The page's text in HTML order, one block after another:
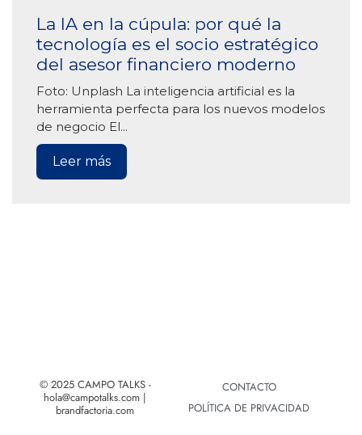
La IA en la cúpula: por qué la
tecnología es el socio estratégico
del asesor financiero moderno
Foto: Unplash La inteligencia artificial es la
herramienta perfecta para los nuevos modelos
de negocio El...
Leer más
© 2025 CAMPO TALKS -
hola@campotalks.com |
brandfactoria.com
CONTACTO
POLÍTICA DE PRIVACIDAD